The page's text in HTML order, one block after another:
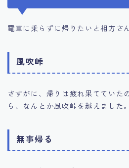
電車に乗らずに帰りたいと相方さ
風吹峠
さすがに、帰りは疲れ果てていた
ら、なんとか風吹峠を越えました。
無事帰る